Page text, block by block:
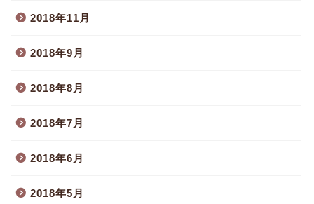
2018年11月
2018年9月
2018年8月
2018年7月
2018年6月
2018年5月